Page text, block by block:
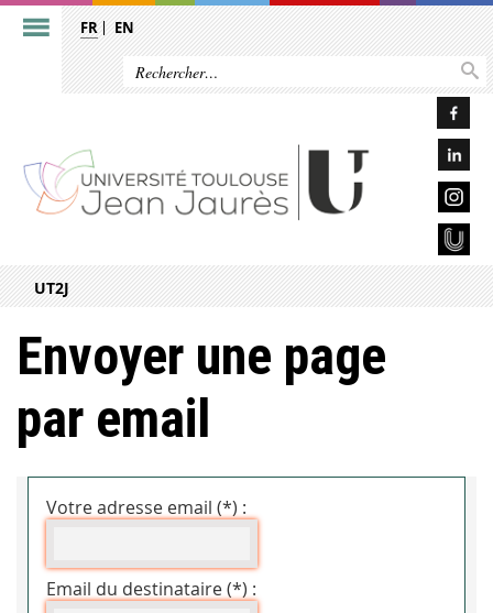
FR EN
UT2J
Envoyer une page
par email
Votre adresse email (*) :
Email du destinataire (*) :